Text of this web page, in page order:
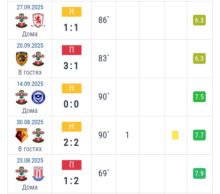
27.09.2025
Дома
Н
1:1
86` 6.3
20.09.2025
В гостях
П
3:1
83` 6.3
14.09.2025
Дома
Н
0:0
90` 7.5
30.08.2025
В гостях
Н
2:2
90` 1 7.7
23.08.2025
Дома
П
1:2
69` 7.9